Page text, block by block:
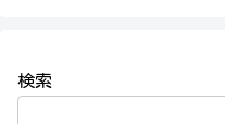
検索